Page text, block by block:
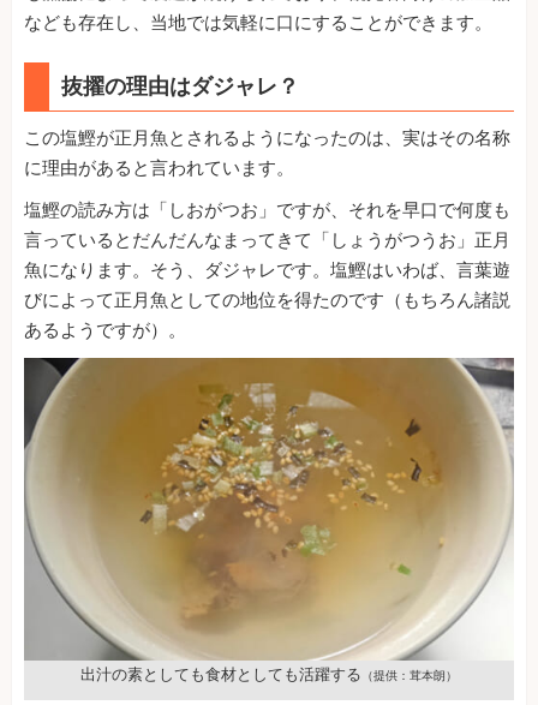
なども存在し、当地では気軽に口にすることができます。
抜擢の理由はダジャレ？
この塩鰹が正月魚とされるようになったのは、実はその名称
に理由があると言われています。
塩鰹の読み方は「しおがつお」ですが、それを早口で何度も
言っているとだんだんなまってきて「しょうがつうお」正月
魚になります。そう、ダジャレです。塩鰹はいわば、言葉遊
びによって正月魚としての地位を得たのです（もちろん諸説
あるようですが）。
出汁の素としても食材としても活躍する （提供：茸本朗）